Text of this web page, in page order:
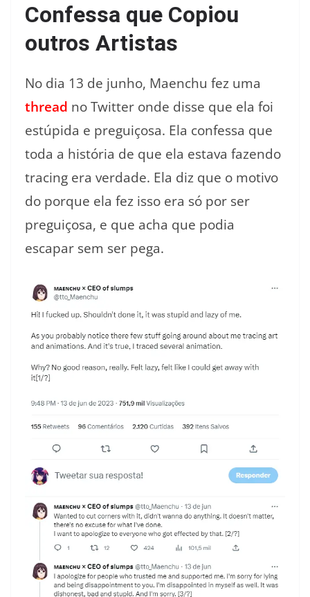
Confessa que Copiou
outros Artistas
No dia 13 de junho, Maenchu fez uma
thread no Twitter onde disse que ela foi
estúpida e preguiçosa. Ela confessa que
toda a história de que ela estava fazendo
tracing era verdade. Ela diz que o motivo
do porque ela fez isso era só por ser
preguiçosa, e que acha que podia
escapar sem ser pega.